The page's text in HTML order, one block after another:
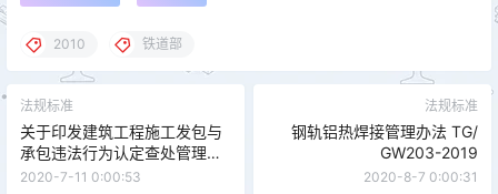
2010 铁道部
法规标准
关于印发建筑工程施工发包与
承包违法行为认定查处管理办
法的通知 建市规[2019]1号
2020-7-11 0:00:53
法规标准
钢轨铝热焊接管理办法 TG/
GW203-2019
2020-8-7 0:00:31